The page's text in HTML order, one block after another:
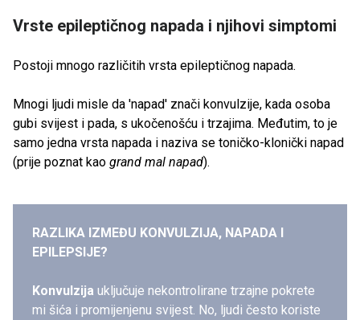
Vrste epileptičnog napada i njihovi simptomi
Postoji mnogo različitih vrsta epileptičnog napada.
Mnogi ljudi misle da 'napad' znači konvulzije, kada osoba
gubi svijest i pada, s ukočenošću i trzajima. Međutim, to je
samo jedna vrsta napada i naziva se toničko-klonički napad
(prije poznat kao grand mal napad).
RAZLIKA IZMEĐU KONVULZIJA, NAPADA I
EPILEPSIJE?
Konvulzija uključuje nekontrolirane trzajne pokrete
mi šića i promijenjenu svijest. No, ljudi često koriste